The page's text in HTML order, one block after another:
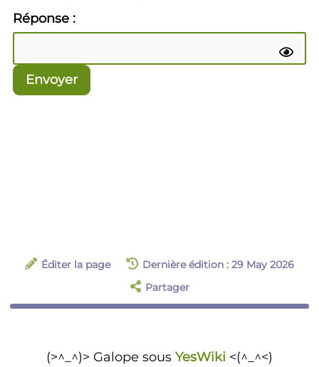
Réponse :
Envoyer
Éditer la page
Dernière édition : 29 May 2026
Partager
(>^_^)> Galope sous YesWiki <(^_^<)